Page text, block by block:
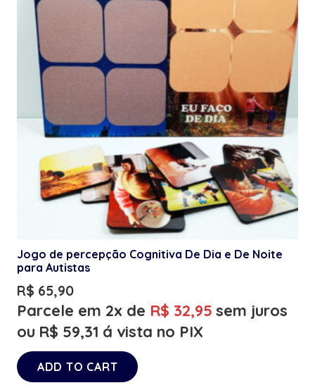
Jogo de percepção Cognitiva De Dia e De Noite
para Autistas
R$ 65,90
Parcele em 2x de R$ 32,95 sem juros
ou R$ 59,31 á vista no PIX
ADD TO CART